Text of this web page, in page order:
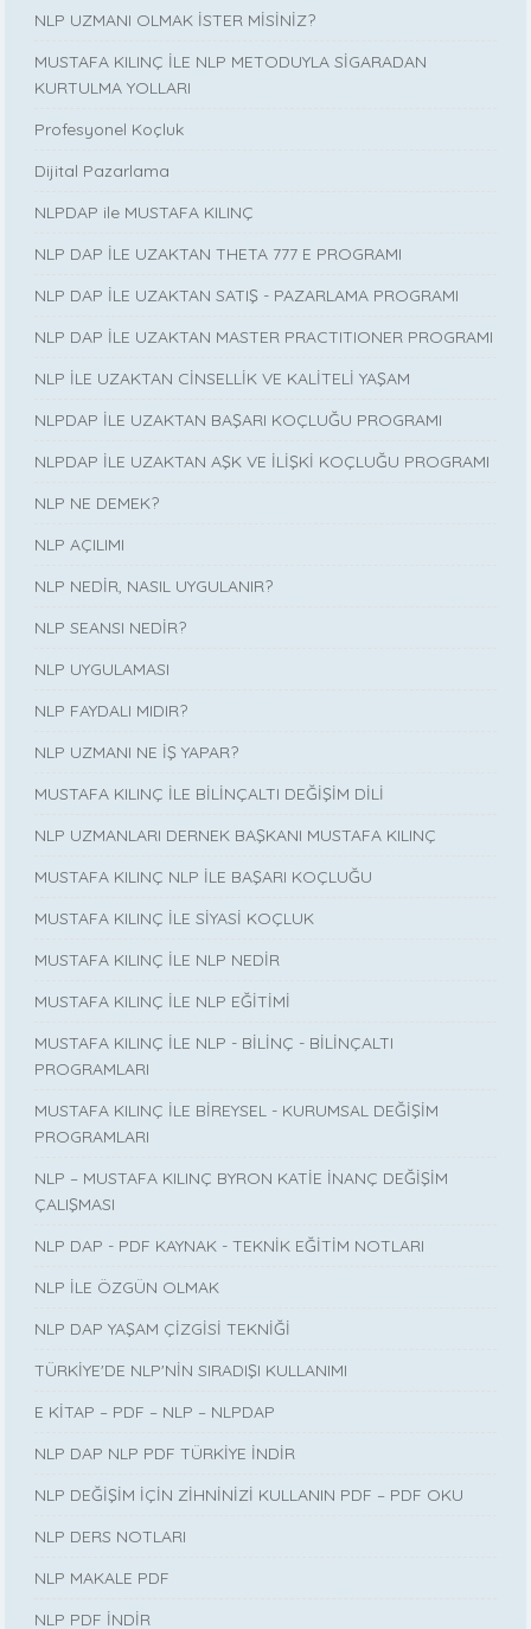
NLP UZMANI OLMAK İSTER MİSİNİZ?
MUSTAFA KILINÇ İLE NLP METODUYLA SİGARADAN
KURTULMA YOLLARI
Profesyonel Koçluk
Dijital Pazarlama
NLPDAP ile MUSTAFA KILINÇ
NLP DAP İLE UZAKTAN THETA 777 E PROGRAMI
NLP DAP İLE UZAKTAN SATIŞ - PAZARLAMA PROGRAMI
NLP DAP İLE UZAKTAN MASTER PRACTITIONER PROGRAMI
NLP İLE UZAKTAN CİNSELLİK VE KALİTELİ YAŞAM
NLPDAP İLE UZAKTAN BAŞARI KOÇLUĞU PROGRAMI
NLPDAP İLE UZAKTAN AŞK VE İLİŞKİ KOÇLUĞU PROGRAMI
NLP NE DEMEK?
NLP AÇILIMI
NLP NEDİR, NASIL UYGULANIR?
NLP SEANSI NEDİR?
NLP UYGULAMASI
NLP FAYDALI MIDIR?
NLP UZMANI NE İŞ YAPAR?
MUSTAFA KILINÇ İLE BİLİNÇALTI DEĞİŞİM DİLİ
NLP UZMANLARI DERNEK BAŞKANI MUSTAFA KILINÇ
MUSTAFA KILINÇ NLP İLE BAŞARI KOÇLUĞU
MUSTAFA KILINÇ İLE SİYASİ KOÇLUK
MUSTAFA KILINÇ İLE NLP NEDİR
MUSTAFA KILINÇ İLE NLP EĞİTİMİ
MUSTAFA KILINÇ İLE NLP - BİLİNÇ - BİLİNÇALTI
PROGRAMLARI
MUSTAFA KILINÇ İLE BİREYSEL - KURUMSAL DEĞİŞİM
PROGRAMLARI
NLP – MUSTAFA KILINÇ BYRON KATİE İNANÇ DEĞİŞİM
ÇALIŞMASI
NLP DAP - PDF KAYNAK - TEKNİK EĞİTİM NOTLARI
NLP İLE ÖZGÜN OLMAK
NLP DAP YAŞAM ÇİZGİSİ TEKNİĞİ
TÜRKİYE'DE NLP'NİN SIRADIŞI KULLANIMI
E KİTAP – PDF – NLP – NLPDAP
NLP DAP NLP PDF TÜRKİYE İNDİR
NLP DEĞİŞİM İÇİN ZİHNİNİZİ KULLANIN PDF – PDF OKU
NLP DERS NOTLARI
NLP MAKALE PDF
NLP PDF İNDİR